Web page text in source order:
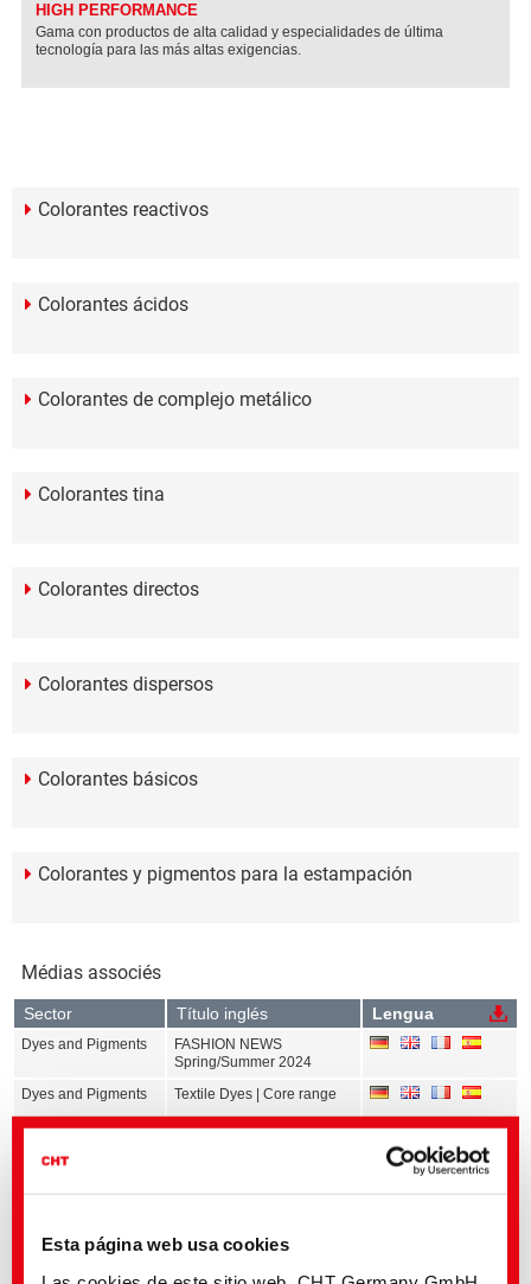
Esta página web usa cookies
HIGH PERFORMANCE
Gama con productos de alta calidad y especialidades de última
tecnología para las más altas exigencias.
Colorantes reactivos
Colorantes ácidos
Colorantes de complejo metálico
Colorantes tina
Colorantes directos
Colorantes dispersos
Colorantes básicos
Colorantes y pigmentos para la estampación
Médias associés
Sector Título inglés Lengua
Dyes and Pigments
FASHION NEWS
Spring/Summer 2024
Dyes and Pigments
Textile Dyes | Core range
Dyes and Pigments
Calibration Data Exhaust
Dyes and Pigments
Calibration Data Print | All